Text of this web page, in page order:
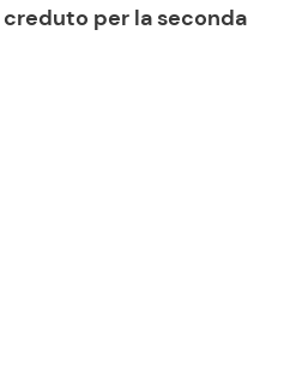
creduto per la seconda